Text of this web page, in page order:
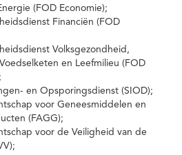
(FOD Economie);
Financiën (FOD
Volksgezondheid,
en Leefmilieu (FOD
en Opsporingsdienst (SIOD);
voor Geneesmiddelen en
(FAGG);
voor de Veiligheid van de